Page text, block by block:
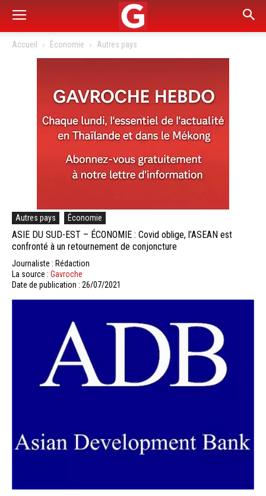
Accueil Économie Autres pays
Autres pays Économie
ASIE DU SUD-EST – ÉCONOMIE : Covid oblige, l’ASEAN est
confronté à un retournement de conjoncture
Journaliste : Rédaction
La source : Gavroche
Date de publication : 26/07/2021